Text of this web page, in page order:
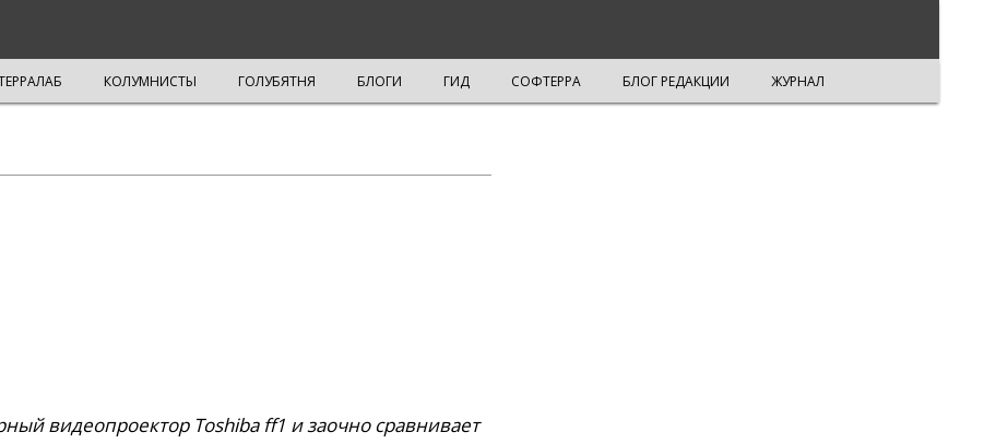
КОЛУМНИСТЫ ГОЛУБЯТНЯ БЛОГИ ГИД СОФТЕРРА БЛОГ РЕДАКЦИИ ЖУРНАЛ
видеопроектор Toshiba ff1 и заочно сравнивает